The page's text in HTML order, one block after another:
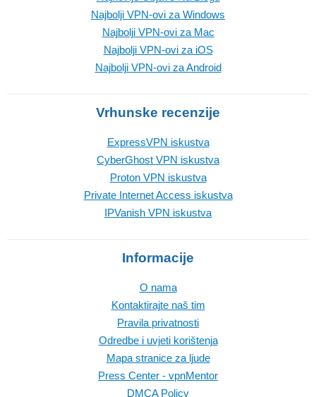
Najbolji VPN-ovi za Windows
Najbolji VPN-ovi za Mac
Najbolji VPN-ovi za iOS
Najbolji VPN-ovi za Android
Vrhunske recenzije
ExpressVPN iskustva
CyberGhost VPN iskustva
Proton VPN iskustva
Private Internet Access iskustva
IPVanish VPN iskustva
Informacije
O nama
Kontaktirajte naš tim
Pravila privatnosti
Odredbe i uvjeti korištenja
Mapa stranice za ljude
Press Center - vpnMentor
DMCA Policy